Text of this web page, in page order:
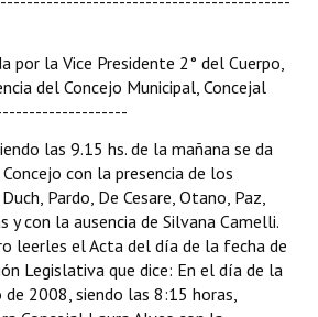
Letrada
Coordinadora
por la Vice Presidente 2° del Cuerpo,
del Concejo Municipal, Concejal
las 9.15 hs. de la mañana se da
con la presencia de los
Pardo, De Cesare, Otano, Paz,
y con la ausencia de Silvana Camelli.
leerles el Acta del día de la fecha de
Legislativa que dice: En el día de la
2008, siendo las 8:15 horas,